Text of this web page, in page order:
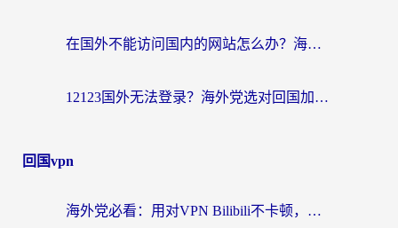
在国外不能访问国内的网站怎么办？海外党必看的无缝回国上网指南
12123国外无法登录？海外党选对回国加速器，轻松解决国内资源访问难题
回国vpn
海外党必看：用对VPN Bilibili不卡顿，英国玩国内游戏也丝滑——2026回国加速器选择指南